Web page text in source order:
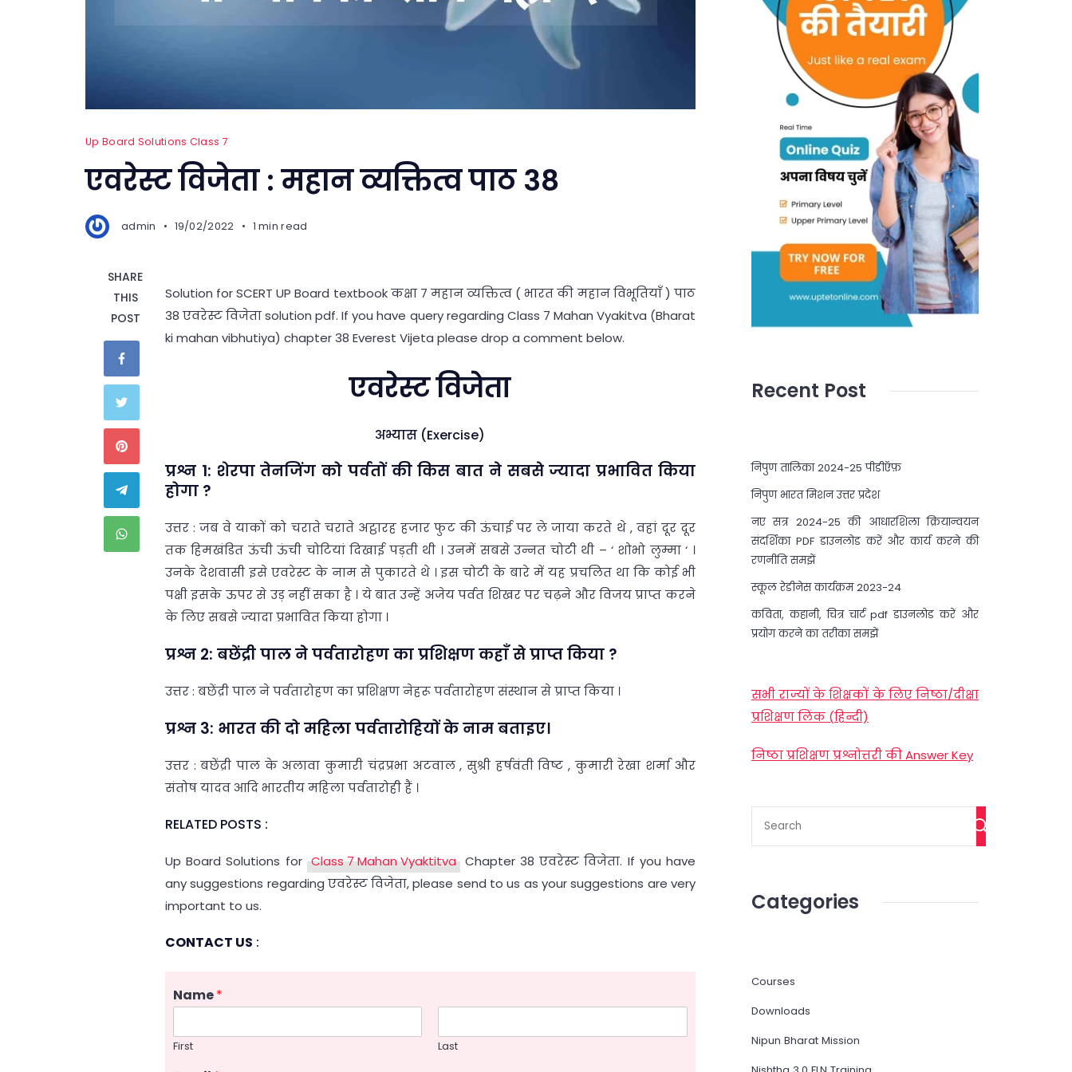
Up Board Solutions Class 7
एवरेस्ट विजेता : महान व्यक्तित्व पाठ 38
admin 19/02/2022 1 min read
SHARE
THIS
POST
Solution for SCERT UP Board textbook कक्षा 7 महान व्यक्तित्व ( भारत की महान विभूतियाँ ) पाठ
38 एवरेस्ट विजेता solution pdf. If you have query regarding Class 7 Mahan Vyakitva (Bharat
ki mahan vibhutiya) chapter 38 Everest Vijeta please drop a comment below.
एवरेस्ट विजेता
अभ्यास (Exercise)
प्रश्न 1: शेरपा तेनजिंग को पर्वतों की किस बात ने सबसे ज्यादा प्रभावित किया
होगा ?
उत्तर : जब वे याकों को चराते चराते अट्ठारह हजार फुट की ऊंचाई पर ले जाया करते थे , वहां दूर दूर
तक हिमखंडित ऊंची ऊंची चोटियां दिखाई पड़ती थी । उनमें सबसे उन्नत चोटी थी – ‘ शोभो लुम्मा ‘ ।
उनके देशवासी इसे एवरेस्ट के नाम से पुकारते थे । इस चोटी के बारे में यह प्रचलित था कि कोई भी
पक्षी इसके ऊपर से उड़ नहीं सका है । ये बात उन्हें अजेय पर्वत शिखर पर चढ़ने और विजय प्राप्त करने
के लिए सबसे ज्यादा प्रभावित किया होगा ।
प्रश्न 2: बछेंद्री पाल ने पर्वतारोहण का प्रशिक्षण कहाँ से प्राप्त किया ?
उत्तर : बछेंद्री पाल ने पर्वतारोहण का प्रशिक्षण नेहरू पर्वतारोहण संस्थान से प्राप्त किया ।
प्रश्न 3: भारत की दो महिला पर्वतारोहियों के नाम बताइए।
उत्तर : बछेंद्री पाल के अलावा कुमारी चंद्रप्रभा अटवाल , सुश्री हर्षवंती विष्ट , कुमारी रेखा शर्मा और
संतोष यादव आदि भारतीय महिला पर्वतारोही हैं ।
RELATED POSTS :
Up Board Solutions for Class 7 Mahan Vyaktitva Chapter 38 एवरेस्ट विजेता. If you have
any suggestions regarding एवरेस्ट विजेता, please send to us as your suggestions are very
important to us.
CONTACT US :
Name*
First Last
Recent Post
निपुण तालिका 2024-25 पीडीऍफ़
निपुण भारत मिशन उत्तर प्रदेश
नए सत्र 2024-25 की आधारशिला क्रियान्वयन
संदर्शिका PDF डाउनलोड करें और कार्य करने की
रणनीति समझें
स्कूल रेडीनेस कार्यक्रम 2023-24
कविता, कहानी, चित्र चार्ट pdf डाउनलोड करें और
प्रयोग करने का तरीका समझें
सभी राज्यों के शिक्षकों के लिए निष्ठा/दीक्षा
प्रशिक्षण लिंक (हिन्दी)
निष्ठा प्रशिक्षण प्रश्नोत्तरी की Answer Key
Categories
Courses
Downloads
Nipun Bharat Mission